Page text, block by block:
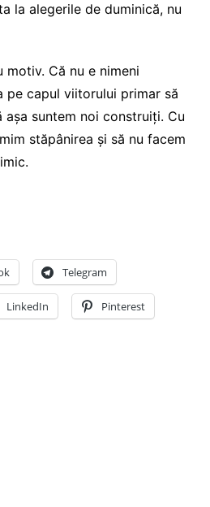
la alegerile de duminică, nu
motiv. Că nu e nimeni
pe capul viitorului primar să
așa suntem noi construiți. Cu
stăpânirea și să nu facem
Telegram
LinkedIn Pinterest